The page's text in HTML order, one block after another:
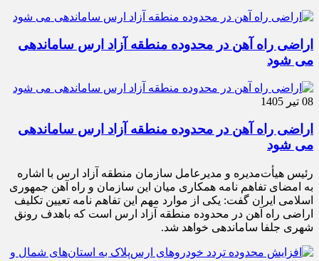
اراضی راه آهن در محدوده منطقه آزاد ارس ساماندهی
می شود
08 تیر 1405
اراضی راه آهن در محدوده منطقه آزاد ارس ساماندهی
می شود
رئیس هیأت‌مدیره و مدیرعامل سازمان منطقه آزاد ارس با اشاره
به امضای تفاهم نامه همکاری میان این سازمان و راه آهن جمهوری
اسلامی ایران گفت: یکی از موارد مهم این تفاهم نامه تعیین تکلیف
اراضی راه آهن در محدوده منطقه آزاد ارس است که باهدف رونق
شهری جلفا ساماندهی خواهد شد.